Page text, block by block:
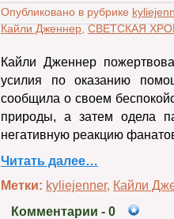
Опубликовано в рубрике
Кайли Дженнер,СВЕТСКАЯ
Кайли Дженнер
усилия по оказанию
сообщила о своем
природы, а затем одела
негативную реакцию
Читать далее…
Метки: kyliejenner, Кайли
Комментарии - 0